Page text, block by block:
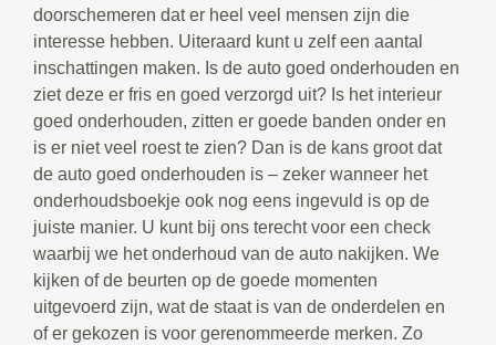
doorschemeren dat er heel veel mensen zijn die
interesse hebben. Uiteraard kunt u zelf een aantal
inschattingen maken. Is de auto goed onderhouden en
ziet deze er fris en goed verzorgd uit? Is het interieur
goed onderhouden, zitten er goede banden onder en
is er niet veel roest te zien? Dan is de kans groot dat
de auto goed onderhouden is – zeker wanneer het
onderhoudsboekje ook nog eens ingevuld is op de
juiste manier. U kunt bij ons terecht voor een check
waarbij we het onderhoud van de auto nakijken. We
kijken of de beurten op de goede momenten
uitgevoerd zijn, wat de staat is van de onderdelen en
of er gekozen is voor gerenommeerde merken. Zo